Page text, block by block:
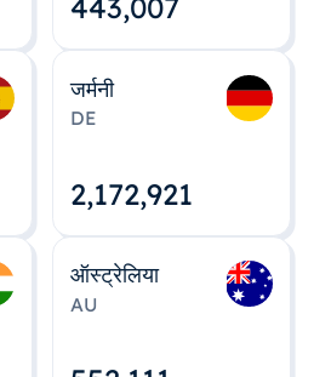
443,008
जर्मनी
DE
2,172,922
ऑस्ट्रेलिया
AU